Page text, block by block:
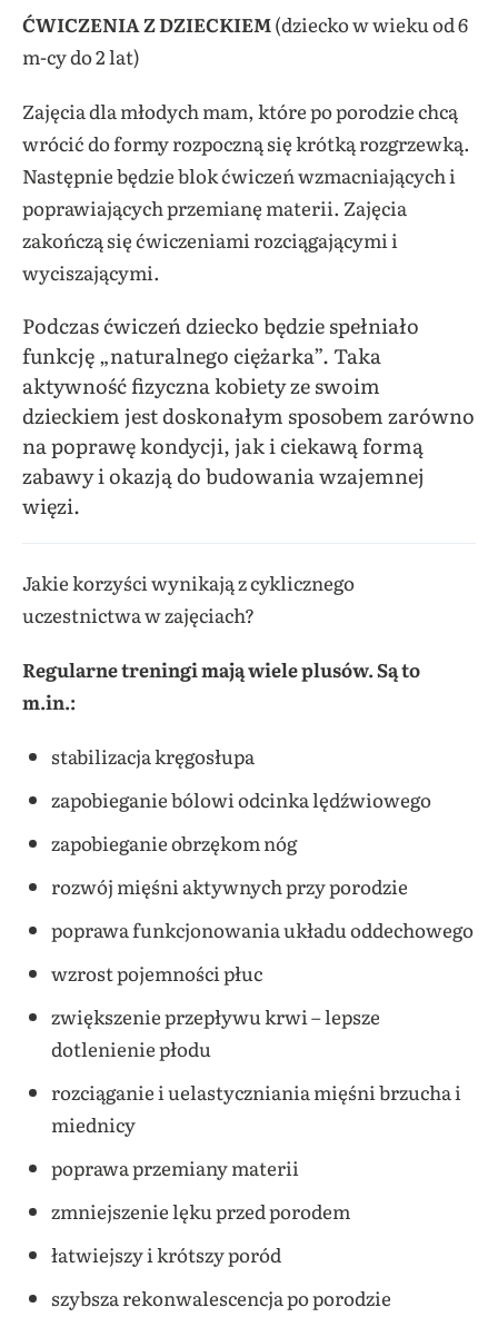
ĆWICZENIA Z DZIECKIEM(dziecko w wieku od 6
m-cydo 2 lat)
Zajęcia dla młodych mam, które po porodzie chcą
wrócić do formy rozpoczną siękrótką rozgrzewką.
Następnie będzie blok ćwiczeń wzmacniających i
poprawiających przemianę materii. Zajęcia
zakończą się ćwiczeniami rozciągającymi i
wyciszającymi.
Podczas ćwiczeń dziecko będzie spełniało
funkcję „naturalnego ciężarka”. Taka
aktywność fizyczna kobiety ze swoim
dzieckiem jest doskonałym sposobem zarówno
na poprawę kondycji, jak i ciekawą formą
zabawy i okazją do budowania wzajemnej
więzi.
Jakie korzyści wynikają z cyklicznego
uczestnictwa w zajęciach?
Regularne treningi mają wiele plusów. Są to
m.in.:
stabilizacja kręgosłupa
zapobieganie bólowi odcinka lędźwiowego
zapobieganie obrzękom nóg
rozwój mięśni aktywnych przy porodzie
poprawa funkcjonowania układu oddechowego
wzrost pojemności płuc
zwiększenie przepływu krwi – lepsze
dotlenienie płodu
rozciąganie i uelastyczniania mięśni brzucha i
miednicy
poprawa przemiany materii
zmniejszenie lęku przed porodem
łatwiejszy i krótszy poród
szybsza rekonwalescencja po porodzie